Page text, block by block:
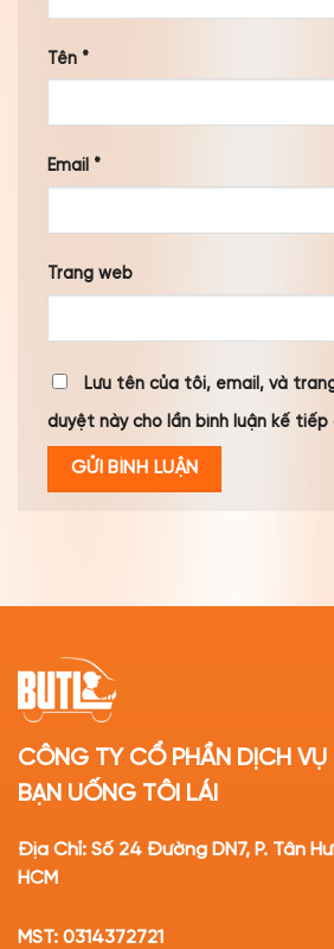
Tên *
Email *
Trang web
Lưu tên của tôi, email, và
duyệt này cho lần bình luận kế tiếp
CÔNG TY CỔ PHẦN DỊCH VỤ
BẠN UỐNG TÔI LÁI
Địa Chỉ: Số 24 Đường DN7, P. Tân
HCM
MST: 0314372721